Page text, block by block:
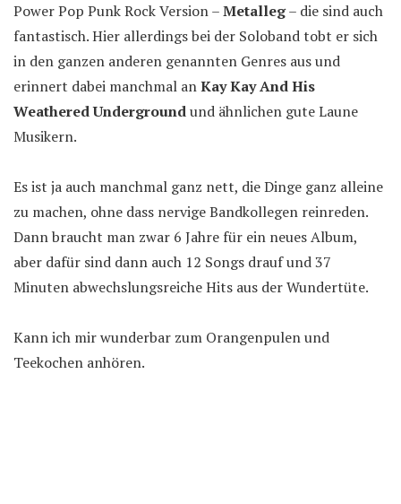
Power Pop Punk Rock Version –Metalleg– die sind auch
fantastisch. Hier allerdings bei der Soloband tobt er sich
in den ganzen anderen genannten Genres aus und
erinnert dabei manchmal anKay Kay And His
Weathered Undergroundund ähnlichen gute Laune
Musikern.
Es ist ja auch manchmal ganz nett, die Dinge ganz alleine
zu machen, ohne dass nervige Bandkollegen reinreden.
Dann braucht man zwar 6 Jahre für ein neues Album,
aber dafür sind dann auch 12 Songs drauf und 37
Minuten abwechslungsreiche Hits aus der Wundertüte.
Kann ich mir wunderbar zum Orangenpulen und
Teekochen anhören.